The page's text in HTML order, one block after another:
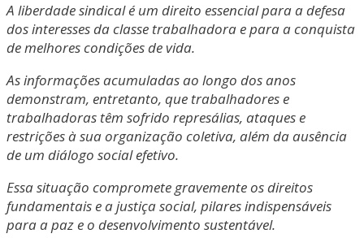
A liberdade sindical é um direito essencial para a defesa
dos interesses da classe trabalhadora e para a conquista
de melhores condições de vida.
As informações acumuladas ao longo dos anos
demonstram, entretanto, que trabalhadores e
trabalhadoras têm sofrido represálias, ataques e
restrições à sua organização coletiva, além da ausência
de um diálogo social efetivo.
Essa situação compromete gravemente os direitos
fundamentais e a justiça social, pilares indispensáveis
para a paz e o desenvolvimento sustentável.